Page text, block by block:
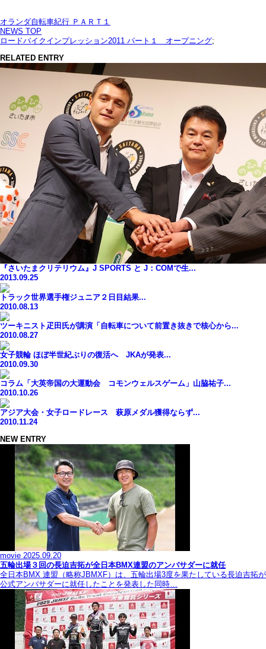
オランダ自転車紀行 ＰＡＲＴ１
NEWS TOP
ロードバイクインプレッション2011 パート１ オープニング;
RELATED ENTRY
『さいたまクリテリウム』J SPORTS と J：COMで生...
2013.09.25
トラック世界選手権ジュニア２日目結果...
2010.08.13
ツーキニスト疋田氏が講演「自転車について前置き抜きで核心から...
2010.08.27
女子競輪 ほぼ半世紀ぶりの復活へ JKAが発表...
2010.09.30
コラム「大英帝国の大運動会 コモンウェルスゲーム」山脇祐子...
2010.10.26
アジア大会・女子ロードレース 萩原メダル獲得ならず...
2010.11.24
NEW ENTRY
movie 2025.09.20
五輪出場３回の長迫吉拓が全日本BMX連盟のアンバサダーに就任
全日本BMX 連盟（略称JBMXF）は、五輪出場3度を果たしている長迫吉拓が
公式アンバサダーに就任したことを発表した同時…